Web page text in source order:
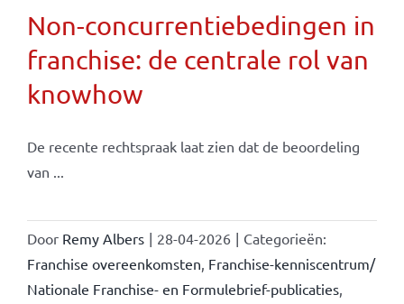
Non-concurrentiebedingen in
franchise: de centrale rol van
knowhow
De recente rechtspraak laat zien dat de beoordeling
van ...
Door Remy Albers | 28-04-2026 | Categorieën:
Franchise overeenkomsten Franchise-kenniscentrum/
Nationale Franchise- en Formulebrief-publicaties,